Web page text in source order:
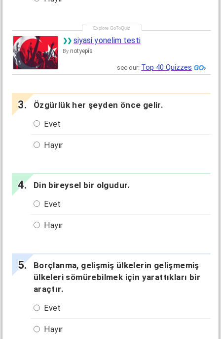
siyasi yonelim testi
By notyepis
see our: Top 40 Quizzes
Özgürlük her şeyden önce gelir.
Evet
Hayır
Din bireysel bir olgudur.
Evet
Hayır
Borçlanma, gelişmiş ülkelerin gelişmemiş
ülkeleri sömürebilmek için yarattıkları bir
araçtır.
Evet
Hayır